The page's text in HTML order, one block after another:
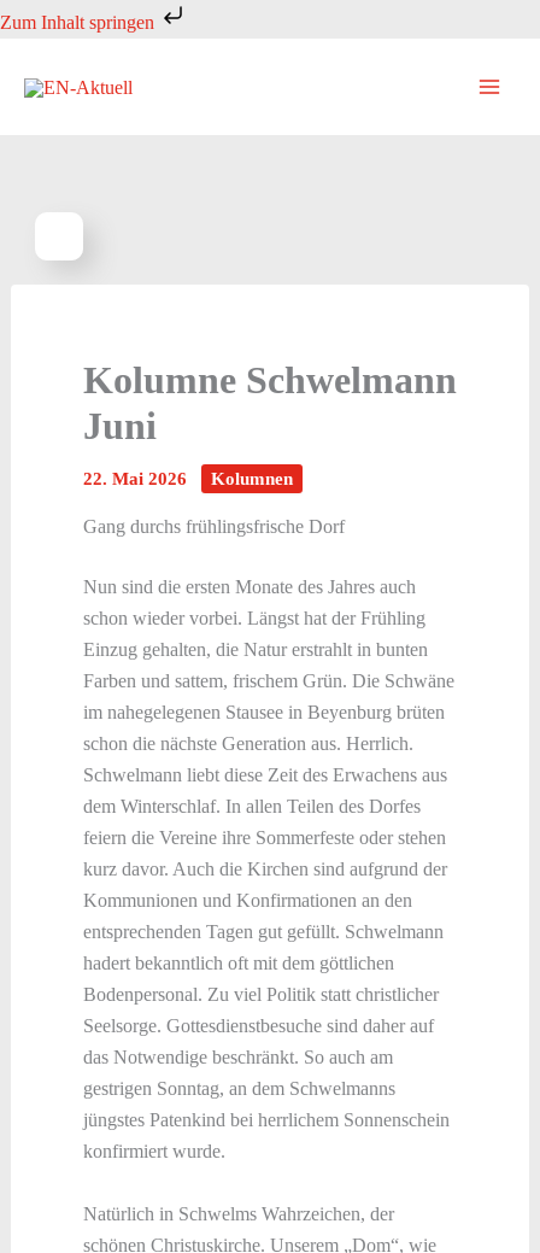
Zum Inhalt springen
Zum
springen
Kolumne Schwelmann
Juni
22. Mai 2026 Kolumnen
Gang durchs frühlingsfrische Dorf
Nun sind die ersten Monate des Jahres auch
schon wieder vorbei. Längst hat der Frühling
Einzug gehalten, die Natur erstrahlt in bunten
Farben und sattem, frischem Grün. Die Schwäne
im nahegelegenen Stausee in Beyenburg brüten
schon die nächste Generation aus. Herrlich.
Schwelmann liebt diese Zeit des Erwachens aus
dem Winterschlaf. In allen Teilen des Dorfes
feiern die Vereine ihre Sommerfeste oder stehen
kurz davor. Auch die Kirchen sind aufgrund der
Kommunionen und Konfirmationen an den
entsprechenden Tagen gut gefüllt. Schwelmann
hadert bekanntlich oft mit dem göttlichen
Bodenpersonal. Zu viel Politik statt christlicher
Seelsorge. Gottesdienstbesuche sind daher auf
das Notwendige beschränkt. So auch am
gestrigen Sonntag, an dem Schwelmanns
jüngstes Patenkind bei herrlichem Sonnenschein
konfirmiert wurde.
Natürlich in Schwelms Wahrzeichen, der
schönen Christuskirche. Unserem „Dom“, wie